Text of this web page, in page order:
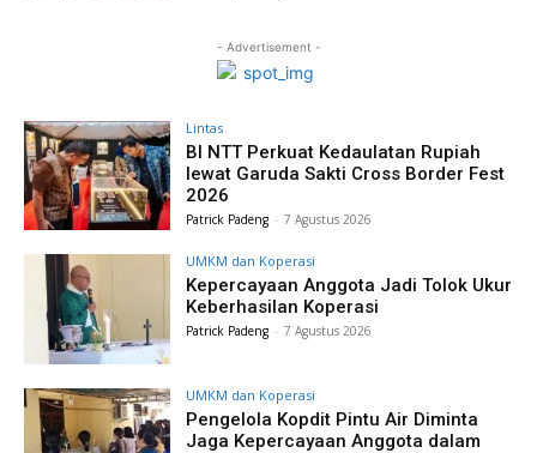
- Advertisement -
Lintas
BI NTT Perkuat Kedaulatan Rupiah
lewat Garuda Sakti Cross Border Fest
2026
Patrick Padeng - 7 Agustus 2026
UMKM dan Koperasi
Kepercayaan Anggota Jadi Tolok Ukur
Keberhasilan Koperasi
Patrick Padeng - 7 Agustus 2026
UMKM dan Koperasi
Pengelola Kopdit Pintu Air Diminta
Jaga Kepercayaan Anggota dalam